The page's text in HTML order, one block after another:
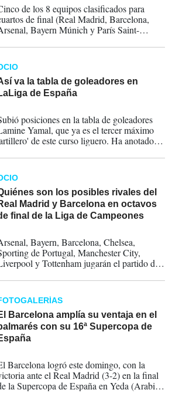
de los 8 equipos clasificados para
de final (Real Madrid, Barcelona,
Bayern Múnich y París Saint-
campaña, con las novedades del
de Madrid, el Sporting de Portugal y
Liverpool.
va la tabla de goleadores en
de España
posiciones en la tabla de goleadores
Yamal, que ya es el tercer máximo
de este curso liguero. Ha anotado
son los posibles rivales del
Madrid y Barcelona en octavos
final de la Liga de Campeones
Bayern, Barcelona, Chelsea,
de Portugal, Manchester City,
y Tottenham jugarán el partido de
del top ocho en la fase liga.
Barcelona amplía su ventaja en el
con su 16ª Supercopa de
Barcelona logró este domingo, con la
ante el Real Madrid (3-2) en la final
la Supercopa de España en Yeda (Arabia